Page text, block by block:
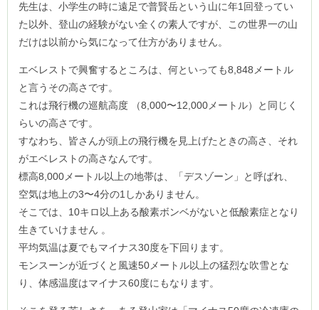
先生は、小学生の時に遠足で普賢岳という山に年1回登ってい
た以外、登山の経験がない全くの素人ですが、この世界一の山
だけは以前から気になって仕方がありません。
エベレストで興奮するところは、何といっても8,848メートル
と言うその高さです。
これは飛行機の巡航高度 （8,000〜12,000メートル）と同じく
らいの高さです。
すなわち、皆さんが頭上の飛行機を見上げたときの高さ、それ
がエベレストの高さなんです。
標高8,000メートル以上の地帯は、「デスゾーン」と呼ばれ、
空気は地上の3〜4分の1しかありません。
そこでは、10キロ以上ある酸素ボンベがないと低酸素症となり
生きていけません 。
平均気温は夏でもマイナス30度を下回ります。
モンスーンが近づくと風速50メートル以上の猛烈な吹雪とな
り、体感温度はマイナス60度にもなります。